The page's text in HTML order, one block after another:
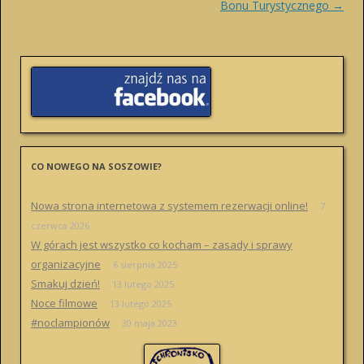
Bonu Turystycznego →
CO NOWEGO NA SOSZOWIE?
Nowa strona internetowa z systemem rezerwacji online!
7
czerwca 2026
W górach jest wszystko co kocham – zasady i sprawy
organizacyjne
6 sierpnia 2025
Smakuj dzień! 13 lutego 2025
Noce filmowe 13 lutego 2025
#noclampionów 30 maja 2023